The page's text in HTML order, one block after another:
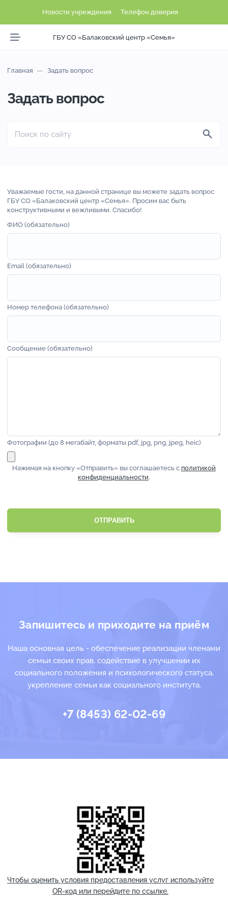
Новости учреждения Телефон доверия
ГБУ СО «Балаковский центр «Семья»
Главная Задать вопрос
Задать вопрос
Уважаемые гости, на данной странице вы можете задать вопрос
ГБУ СО «Балаковский центр «Семья». Просим вас быть
конструктивными и вежливыми. Спасибо!
ФИО (обязательно)
Email (обязательно)
Номер телефона (обязательно)
Сообщение (обязательно)
Фотографии (до 8 мегабайт, форматы pdf, jpg, png, jpeg, heic)
Нажимая на кнопку «Отправить» вы соглашаетесь с политикой
конфиденциальности.
Запишитесь и приходите на приём
Наша основная цель - обеспечение реализации членами
семьи своих прав, содействие в улучшении их
социального положения и психологического статуса,
укрепление семьи как социального института.
+7 (8453) 62-02-69
Чтобы оценить условия предоставления услуг используйте
OR-код или перейдите по ссылке.